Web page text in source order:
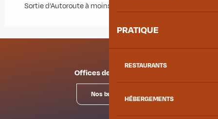
PRATIQUE
RESTAURANTS
HÉBERGEMENTS
Sortie d’Autoroute à moins de 5 km
Offices de tourisme
Nos bureaux